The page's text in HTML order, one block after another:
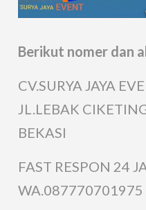
Berikut nomer dan
CV.SURYA JAYA
JL.LEBAK
BEKASI
FAST RESPON 24
WA.087770701975